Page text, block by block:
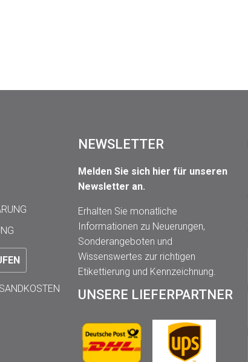
NEWSLETTER
Melden Sie sich hier für unseren
Newsletter an.
Erhalten Sie monatliche
Informationen zu Neuerungen,
Sonderangeboten und
Wissenswertes zur richtigen
Etikettierung und Kennzeichnung.
UNSERE LIEFERPARTNER